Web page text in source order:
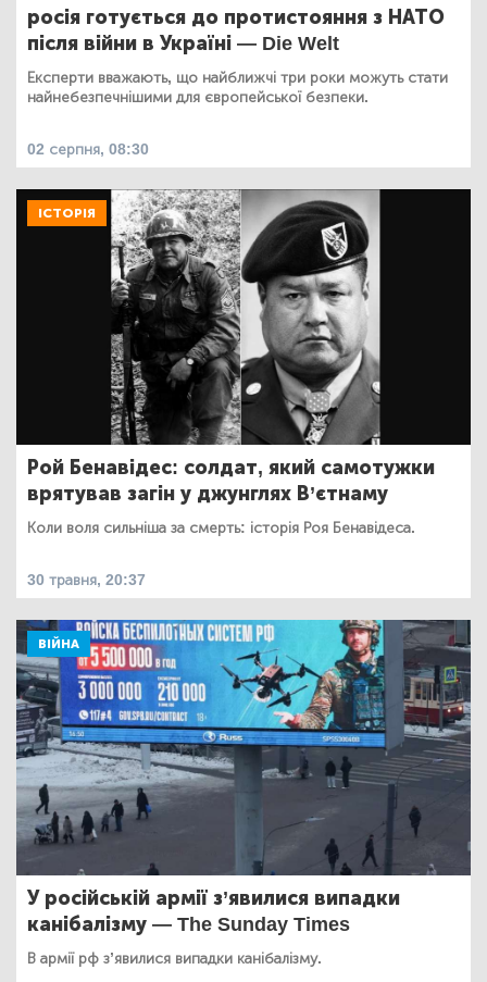
росія готується до протистояння з НАТО
після війни в Україні — Die Welt
Експерти вважають, що найближчі три роки можуть стати
найнебезпечнішими для європейської безпеки.
02 серпня, 08:30
ІСТОРІЯ
Рой Бенавідес: солдат, який самотужки
врятував загін у джунглях В’єтнаму
Коли воля сильніша за смерть: історія Роя Бенавідеса.
30 травня, 20:37
ВІЙНА
У російській армії з’явилися випадки
канібалізму — The Sunday Times
В армії рф з’явилися випадки канібалізму.